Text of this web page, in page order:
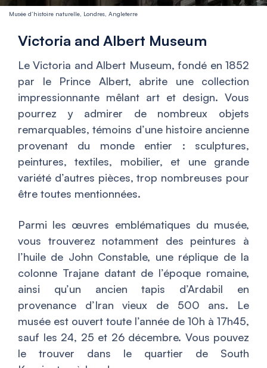
Musée d’histoire naturelle, Londres, Angleterre
Victoria and Albert Museum
Le Victoria and Albert Museum, fondé en 1852
par le Prince Albert, abrite une collection
impressionnante mêlant art et design. Vous
pourrez y admirer de nombreux objets
remarquables, témoins d’une histoire ancienne
provenant du monde entier : sculptures,
peintures, textiles, mobilier, et une grande
variété d’autres pièces, trop nombreuses pour
être toutes mentionnées.
Parmi les œuvres emblématiques du musée,
vous trouverez notamment des peintures à
l’huile de John Constable, une réplique de la
colonne Trajane datant de l’époque romaine,
ainsi qu’un ancien tapis d’Ardabil en
provenance d’Iran vieux de 500 ans. Le
musée est ouvert toute l’année de 10h à 17h45,
sauf les 24, 25 et 26 décembre. Vous pouvez
le trouver dans le quartier de South